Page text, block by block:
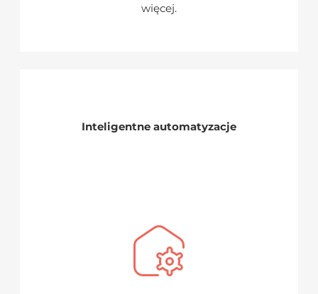
więcej.
Inteligentne automatyzacje